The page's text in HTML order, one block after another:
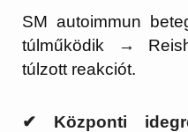
SM autoimmun
túlműködik →
túlzott reakciót.
✔ Központi